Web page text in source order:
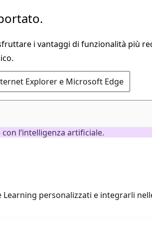
i vantaggi di funzionalità più
Explorer e Microsoft Edge
l’intelligenza artificiale.
personalizzati e integrarli